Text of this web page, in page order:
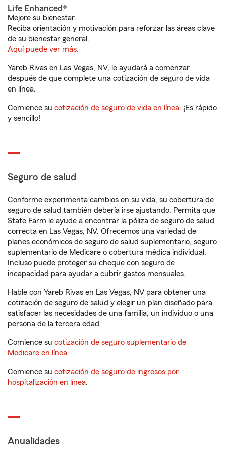
Life Enhanced®
Mejore su bienestar.
Reciba orientación y motivación para reforzar las áreas clave
de su bienestar general.
Aquí puede ver más.
Yareb Rivas en Las Vegas, NV, le ayudará a comenzar
después de que complete una cotización de seguro de vida
en línea.
Comience su cotización de seguro de vida en línea. ¡Es rápido
y sencillo!
Seguro de salud
Conforme experimenta cambios en su vida, su cobertura de
seguro de salud también debería irse ajustando. Permita que
State Farm le ayude a encontrar la póliza de seguro de salud
correcta en Las Vegas, NV. Ofrecemos una variedad de
planes económicos de seguro de salud suplementario, seguro
suplementario de Medicare o cobertura médica individual.
Incluso puede proteger su cheque con seguro de
incapacidad para ayudar a cubrir gastos mensuales.
Hable con Yareb Rivas en Las Vegas, NV para obtener una
cotización de seguro de salud y elegir un plan diseñado para
satisfacer las necesidades de una familia, un individuo o una
persona de la tercera edad.
Comience su cotización de seguro suplementario de
Medicare en línea.
Comience su cotización de seguro de ingresos por
hospitalización en línea.
Anualidades